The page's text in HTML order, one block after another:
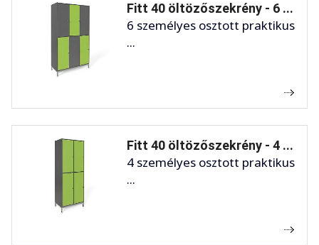
Fitt 40 öltözőszekrény - 6 ...
6 személyes osztott praktikus
...
Fitt 40 öltözőszekrény - 4 ...
4 személyes osztott praktikus
...